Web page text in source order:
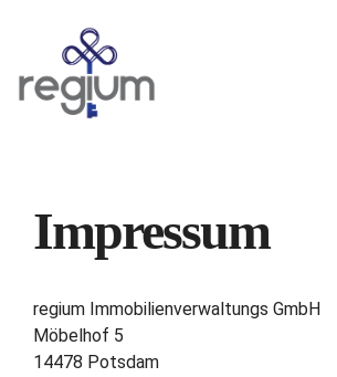
springen
Impressum
regium Immobilienverwaltungs GmbH
Möbelhof 5
14478 Potsdam